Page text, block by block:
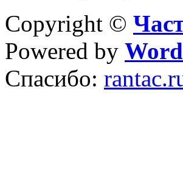
Copyright ©
Powered by
Спасибо: